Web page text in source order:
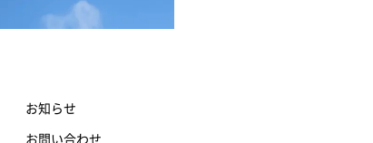
お知らせ
お問い合わせ